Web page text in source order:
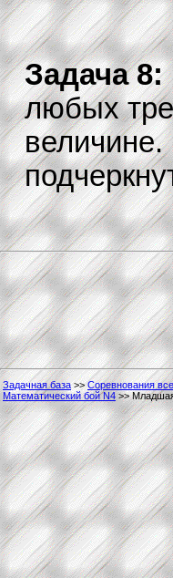
Задача 8:
любых
величине.
Задачная база >>Соревнования
Математический бой N4 >>